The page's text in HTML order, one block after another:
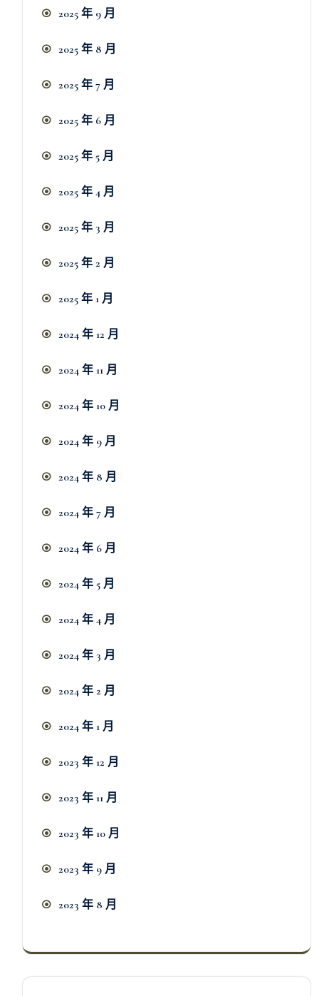
2025 年 9 月
2025 年 8 月
2025 年 7 月
2025 年 6 月
2025 年 5 月
2025 年 4 月
2025 年 3 月
2025 年 2 月
2025 年 1 月
2024 年 12 月
2024 年 11 月
2024 年 10 月
2024 年 9 月
2024 年 8 月
2024 年 7 月
2024 年 6 月
2024 年 5 月
2024 年 4 月
2024 年 3 月
2024 年 2 月
2024 年 1 月
2023 年 12 月
2023 年 11 月
2023 年 10 月
2023 年 9 月
2023 年 8 月